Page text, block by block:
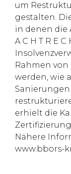
um
gestalten.
in denen die
A C H T R E C
Rahmen
werden, wie
erhielt die
Nähere
www.bbors-